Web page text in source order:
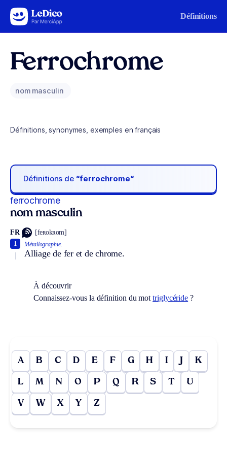
Aller au contenu Définitions
Ferrochrome
nom masculin
Définitions, synonymes, exemples en français
Définitions de “ferrochrome“
ferrochrome
nom masculin
FR [feʀokʀom]
Métallographie.
Alliage de fer et de chrome.
1
À découvrir
Connaissez-vous la définition du mottriglycéride ?
A B C D E F G H I J K
L M N O P Q R S T U
V W X Y Z